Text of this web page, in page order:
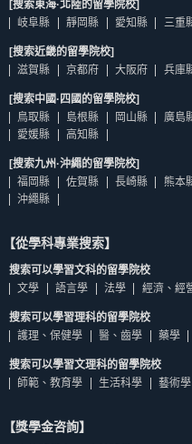
[搜索東海·北陸的留學院校]
岐阜縣
靜岡縣 愛知縣 三重
[搜索近畿的留學院校]
滋賀縣
京都府 大阪府 兵庫
[搜索中國·四國的留學院校]
鳥取縣
島根縣 岡山縣 廣島
愛媛縣
高知縣
[搜索九州·沖繩的留學院校]
福岡縣
佐賀縣 長崎縣 熊本
沖繩縣
【從學科專業搜索】
搜索可以學習文科的留學院校
文學
語言學 法學 經濟、經
搜索可以學習理科的留學院校
護理、保健學
醫、齒學 藥學
搜索可以學習文理科的留學院校
師範、教育學
生活科學 藝術學
【獎學金咨詢】